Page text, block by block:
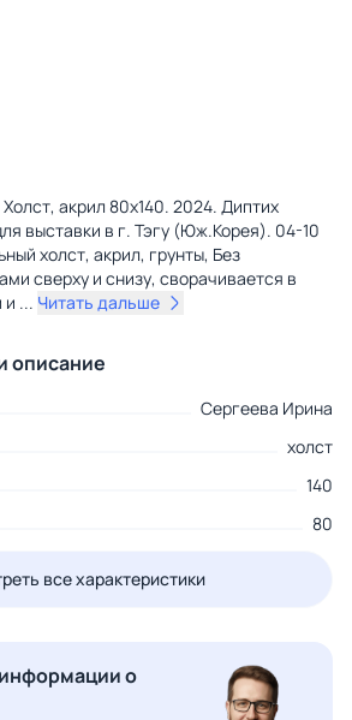
Холст, акрил 80x140. 2024. Диптих
выставки в г. Тэгу (Юж.Корея). 04-10
холст, акрил, грунты, Без
сверху и снизу, сворачивается в
и ... Читать дальше
описание
Сергеева Ирина
холст
140
80
все характеристики
о